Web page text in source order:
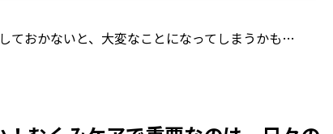
ておかないと、大変なことになってしまうかも…